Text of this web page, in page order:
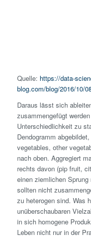
Quelle: https://data-
blog.com/blog/2016/10/
Daraus lässt sich
zusammengefügt
Unterschiedlichkeit zu
Dendogramm
vegetables, other
nach oben. Aggregiert
rechts davon (pip fruit,
einen ziemlichen
sollten nicht
zu heterogen sind. Was
unüberschaubaren
in sich homogene
Leben nicht nur in der